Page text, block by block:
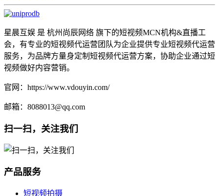
星晨互娱 是 杭州尚辰网络 旗下的短视频MCN机构&直播工
会，有专业的短视频代运营团队为企业提供专业短视频代运营
服务，为品牌方量身定制短视频代运营方案，协助企业通过短
视频做好内容营销。
官网：https://www.vdouyin.com/
邮箱：8088013@qq.com
扫一扫，关注我们
产品服务
短视频拍摄